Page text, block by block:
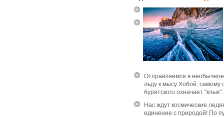
Отправляемся в
льду к мысу Хобой, самому
бурятского означает "клык".
Нас ждут космические
единение с природой! По